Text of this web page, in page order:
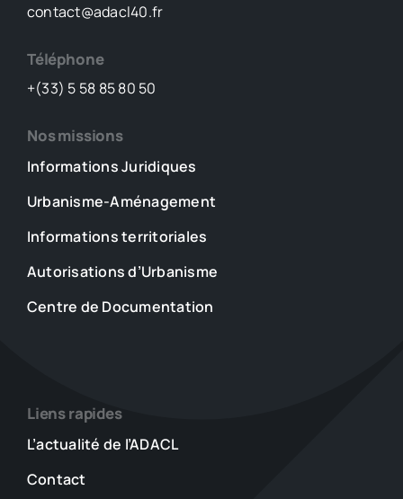
contact@adacl40.fr
Téléphone
+(33) 5 58 85 80 50
Nos missions
Informations Juridiques
Urbanisme-Aménagement
Informations territoriales
Autorisations d’Urbanisme
Centre de Documentation
Liens rapides
L’actualité de l’ADACL
Contact